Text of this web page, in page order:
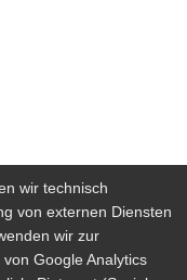
wir technisch
von externen Diensten
wir zur
Google Analytics